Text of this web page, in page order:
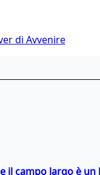
di Avvenire
il campo largo è